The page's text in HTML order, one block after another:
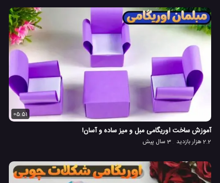
05:51
آموزش ساخت اوریگامی مبل و میز ساده و آسان!
2.2 هزار بازدید 3 سال پیش